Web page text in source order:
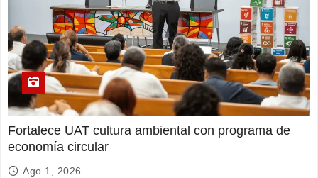
Fortalece UAT cultura ambiental con programa de
economía circular
Ago 1, 2026